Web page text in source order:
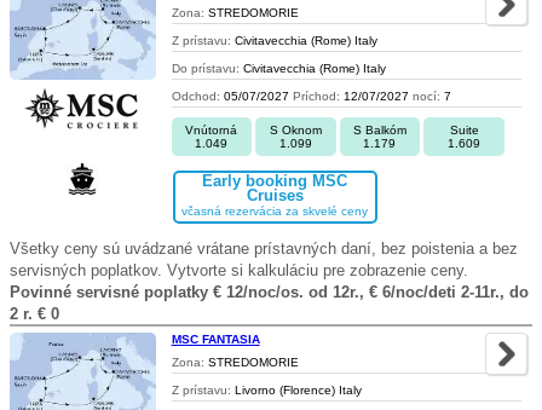
Zona: STREDOMORIE
Z prístavu: Civitavecchia (Rome) Italy
Do prístavu: Civitavecchia (Rome) Italy
Odchod: 05/07/2027 Príchod: 12/07/2027 nocí: 7
Vnútorná
1.049
S Oknom
1.099
S Balkóm
1.179
Suite
1.609
Early booking MSC
Cruises
včasná rezervácia za skvelé ceny
Všetky ceny sú uvádzané vrátane prístavných daní, bez poistenia a bez
servisných poplatkov. Vytvorte si kalkuláciu pre zobrazenie ceny.
Povinné servisné poplatky € 12/noc/os. od 12r., € 6/noc/deti 2-11r., do
2 r. € 0
MSC FANTASIA
Zona: STREDOMORIE
Z prístavu: Livorno (Florence) Italy